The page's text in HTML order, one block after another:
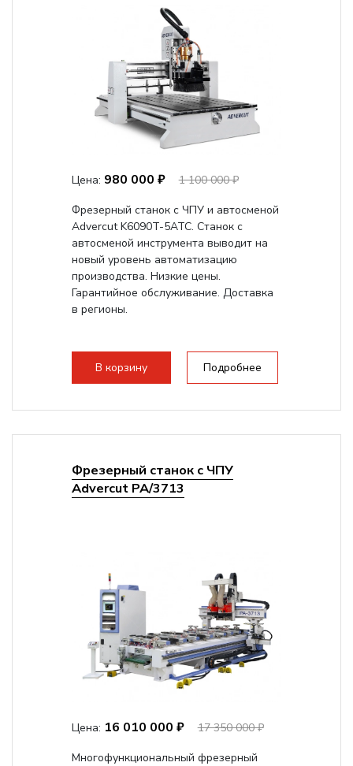
Цена: 980 000 ₽
1 100 000 ₽
Фрезерный станок с ЧПУ и автосменой
Advercut K6090T-5ATC. Станок с
автосменой инструмента выводит на
новый уровень автоматизацию
производства. Низкие цены.
Гарантийное обслуживание. Доставка
в регионы.
В корзину Подробнее
Фрезерный станок с ЧПУ
Advercut PA/3713
Цена: 16 010 000 ₽
17 350 000 ₽
Многофункциональный фрезерный